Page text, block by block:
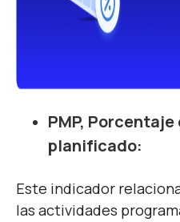
PMP,
planificado:
Este indicador
las actividades